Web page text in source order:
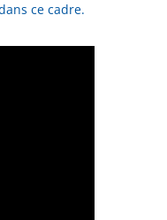
ce cadre.